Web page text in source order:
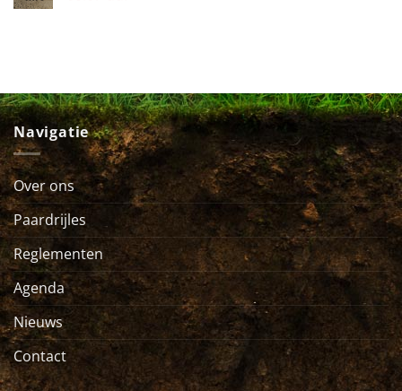
Navigatie
Over ons
Paardrijles
Reglementen
Agenda
Nieuws
Contact